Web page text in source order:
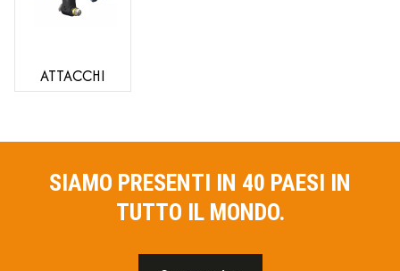
ATTACCHI
SIAMO PRESENTI IN 40 PAESI IN
TUTTO IL MONDO.